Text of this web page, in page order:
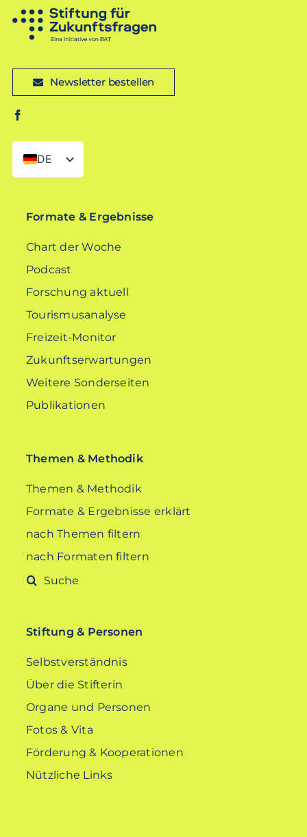
Newsletter bestellen
DE
EN
Formate & Ergebnisse
Chart der Woche
Podcast
Forschung aktuell
Tourismusanalyse
Freizeit-Monitor
Zukunftserwartungen
Weitere Sonderseiten
Publikationen
Themen & Methodik
Themen & Methodik
Formate & Ergebnisse erklärt
nach Themen filtern
nach Formaten filtern
Suche
Stiftung & Personen
Selbstverständnis
Über die Stifterin
Organe und Personen
Fotos & Vita
Förderung & Kooperationen
Nützliche Links